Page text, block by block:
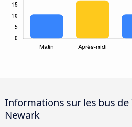
Informations sur les bus de
Newark